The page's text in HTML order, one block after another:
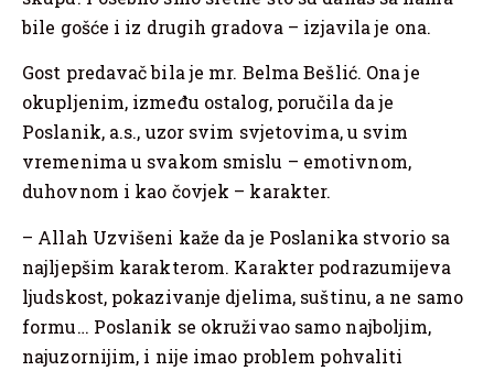
bile gošće i iz drugih gradova – izjavila je ona.
Gost predavač bila je mr. Belma Bešlić. Ona je
okupljenim, između ostalog, poručila da je
Poslanik, a.s., uzor svim svjetovima, u svim
vremenima u svakom smislu – emotivnom,
duhovnom i kao čovjek – karakter.
– Allah Uzvišeni kaže da je Poslanika stvorio sa
najljepšim karakterom. Karakter podrazumijeva
ljudskost, pokazivanje djelima, suštinu, a ne samo
formu… Poslanik se okruživao samo najboljim,
najuzornijim, i nije imao problem pohvaliti